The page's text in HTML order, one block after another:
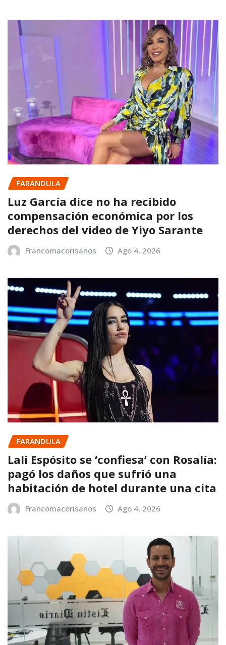
FARANDULA
Luz García dice no ha recibido
compensación económica por los
derechos del video de Yiyo Sarante
Francomacorisanos Ago 4, 2026
FARANDULA
Lali Espósito se ‘confiesa’ con Rosalía:
pagó los daños que sufrió una
habitación de hotel durante una cita
Francomacorisanos Ago 4, 2026